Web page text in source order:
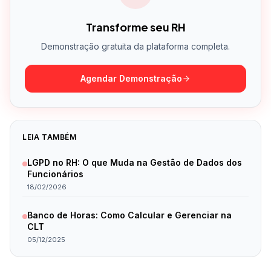
Transforme seu RH
Demonstração gratuita da plataforma completa.
Agendar Demonstração
LEIA TAMBÉM
LGPD no RH: O que Muda na Gestão de Dados dos
Funcionários
18/02/2026
Banco de Horas: Como Calcular e Gerenciar na
CLT
05/12/2025